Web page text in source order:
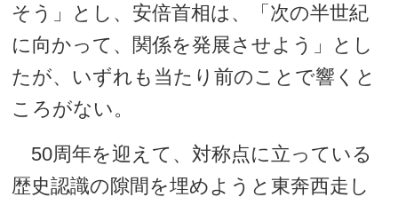
そう」とし、安倍首相は、「次の半世紀
に向かって、関係を発展させよう」とし
たが、いずれも当たり前のことで響くと
ころがない。
50周年を迎えて、対称点に立っている
歴史認識の隙間を埋めようと東奔西走し